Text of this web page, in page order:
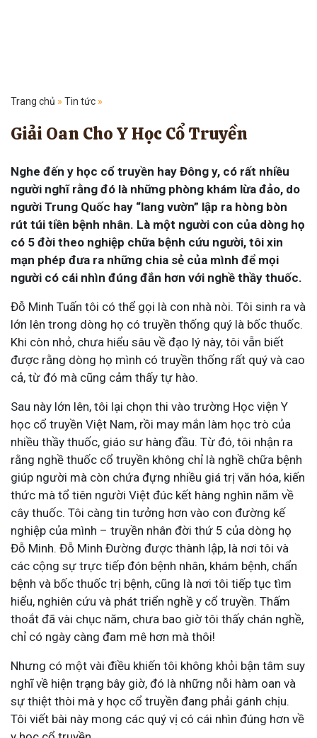
Trang chủ » Tin tức »
Giải Oan Cho Y Học Cổ Truyền
Nghe đến y học cổ truyền hay Đông y, có rất nhiều
người nghĩ rằng đó là những phòng khám lừa đảo, do
người Trung Quốc hay “lang vườn” lập ra hòng bòn
rút túi tiền bệnh nhân. Là một người con của dòng họ
có 5 đời theo nghiệp chữa bệnh cứu người, tôi xin
mạn phép đưa ra những chia sẻ của mình để mọi
người có cái nhìn đúng đắn hơn với nghề thầy thuốc.
Đỗ Minh Tuấn tôi có thể gọi là con nhà nòi. Tôi sinh ra và
lớn lên trong dòng họ có truyền thống quý là bốc thuốc.
Khi còn nhỏ, chưa hiểu sâu về đạo lý này, tôi vẫn biết
được rằng dòng họ mình có truyền thống rất quý và cao
cả, từ đó mà cũng cảm thấy tự hào.
Sau này lớn lên, tôi lại chọn thi vào trường Học viện Y
học cổ truyền Việt Nam, rồi may mắn làm học trò của
nhiều thầy thuốc, giáo sư hàng đầu. Từ đó, tôi nhận ra
rằng nghề thuốc cổ truyền không chỉ là nghề chữa bệnh
giúp người mà còn chứa đựng nhiều giá trị văn hóa, kiến
thức mà tổ tiên người Việt đúc kết hàng nghìn năm về
cây thuốc. Tôi càng tin tưởng hơn vào con đường kế
nghiệp của mình – truyền nhân đời thứ 5 của dòng họ
Đỗ Minh. Đỗ Minh Đường được thành lập, là nơi tôi và
các cộng sự trực tiếp đón bệnh nhân, khám bệnh, chẩn
bệnh và bốc thuốc trị bệnh, cũng là nơi tôi tiếp tục tìm
hiểu, nghiên cứu và phát triển nghề y cổ truyền. Thấm
thoắt đã vài chục năm, chưa bao giờ tôi thấy chán nghề,
chỉ có ngày càng đam mê hơn mà thôi!
Nhưng có một vài điều khiến tôi không khỏi bận tâm suy
nghĩ về hiện trạng bây giờ, đó là những nỗi hàm oan và
sự thiệt thòi mà y học cổ truyền đang phải gánh chịu.
Tôi viết bài này mong các quý vị có cái nhìn đúng hơn về